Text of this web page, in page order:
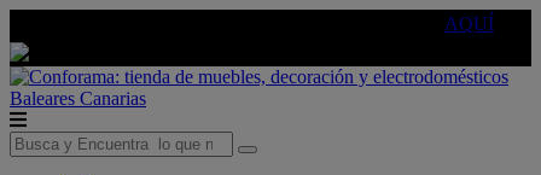
AQUÍ
Baleares Canarias